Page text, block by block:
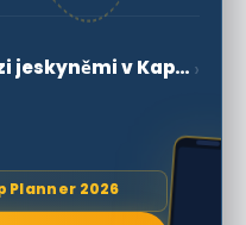
Hotel v Turecku mezi jeskyněmi v Kappadokii ›
Planner 2026